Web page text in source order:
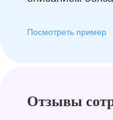
Посмотреть пример
Отзывы